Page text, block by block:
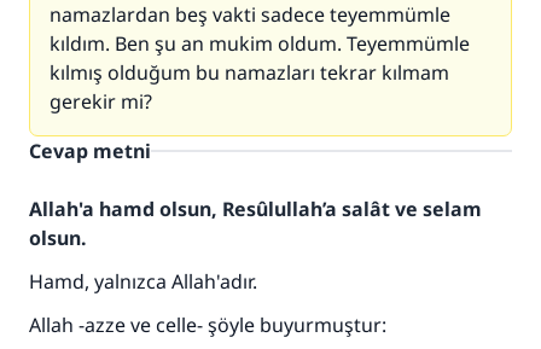
namazlardan beş vakti sadece teyemmümle
kıldım. Ben şu an mukim oldum. Teyemmümle
kılmış olduğum bu namazları tekrar kılmam
gerekir mi?
Cevap metni
Allah'a hamd olsun, Resûlullah’a salât ve selam
olsun.
Hamd, yalnızca Allah'adır.
Allah -azze ve celle- şöyle buyurmuştur: